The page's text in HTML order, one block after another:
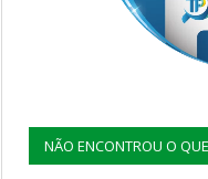
NÃO ENCONTROU O